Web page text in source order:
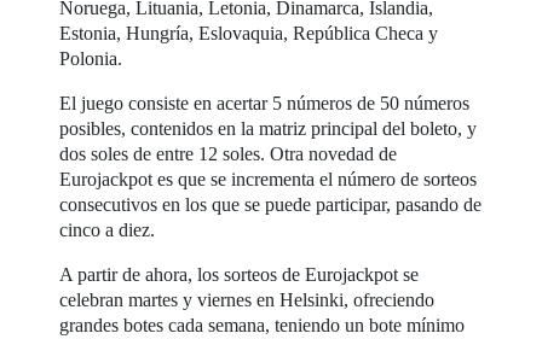
Noruega, Lituania, Letonia, Dinamarca, Islandia,
Estonia, Hungría, Eslovaquia, República Checa y
Polonia.
El juego consiste en acertar 5 números de 50 números
posibles, contenidos en la matriz principal del boleto, y
dos soles de entre 12 soles. Otra novedad de
Eurojackpot es que se incrementa el número de sorteos
consecutivos en los que se puede participar, pasando de
cinco a diez.
A partir de ahora, los sorteos de Eurojackpot se
celebran martes y viernes en Helsinki, ofreciendo
grandes botes cada semana, teniendo un bote mínimo